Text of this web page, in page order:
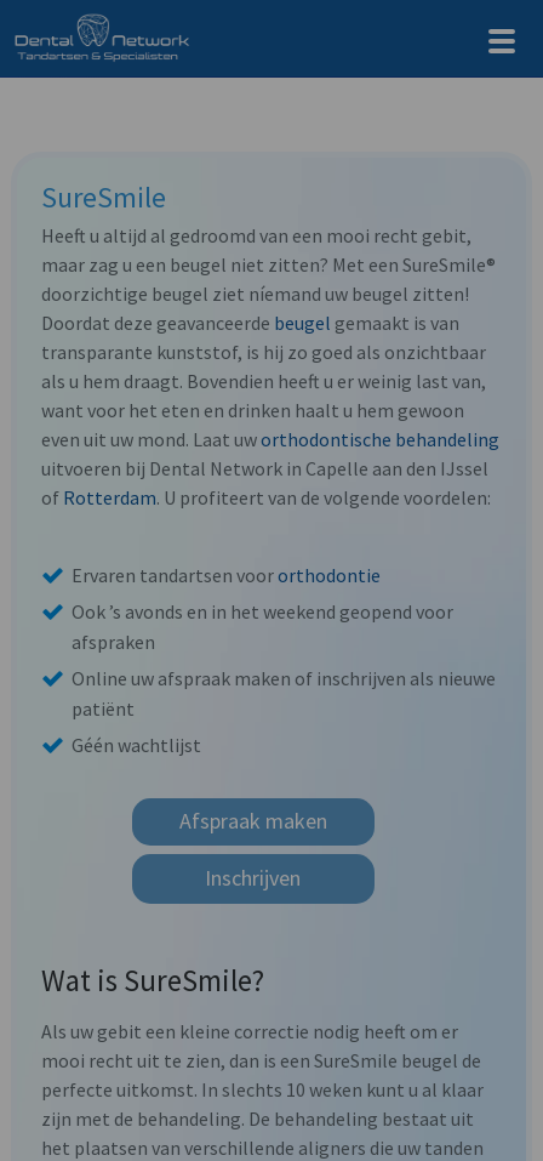
SureSmile
Heeft u altijd al gedroomd van een mooi recht gebit,
maar zag u een beugel niet zitten? Met een SureSmile®
doorzichtige beugel ziet níemand uw beugel zitten!
Doordat deze geavanceerde beugel gemaakt is van
transparante kunststof, is hij zo goed als onzichtbaar
als u hem draagt. Bovendien heeft u er weinig last van,
want voor het eten en drinken haalt u hem gewoon
even uit uw mond. Laat uworthodontische behandeling
uitvoeren bij Dental Network in Capelle aan den IJssel
of Rotterdam. U profiteert van de volgende voordelen:
Ervaren tandartsen voororthodontie
Ook ’s avonds en in het weekend geopend voor
afspraken
Online uw afspraak maken of inschrijven als nieuwe
patiënt
Géén wachtlijst
Afspraak maken
Inschrijven
Wat is SureSmile?
Als uw gebit een kleine correctie nodig heeft om er
mooi recht uit te zien, dan is een SureSmile beugel de
perfecte uitkomst. In slechts 10 weken kunt u al klaar
zijn met de behandeling. De behandeling bestaat uit
het plaatsen van verschillende aligners die uw tanden